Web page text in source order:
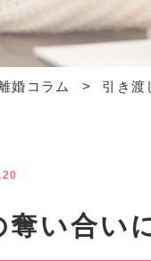
婚コラム 引き渡
奪い合い